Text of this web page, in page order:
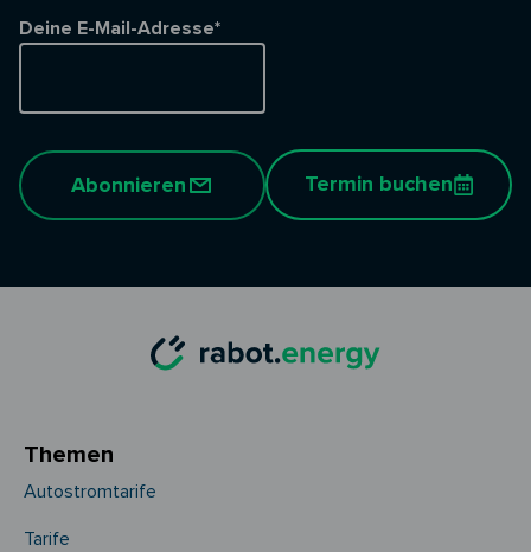
Deine E-Mail-Adresse*
Abonnieren Termin buchen
Themen
Autostromtarife
Tarife